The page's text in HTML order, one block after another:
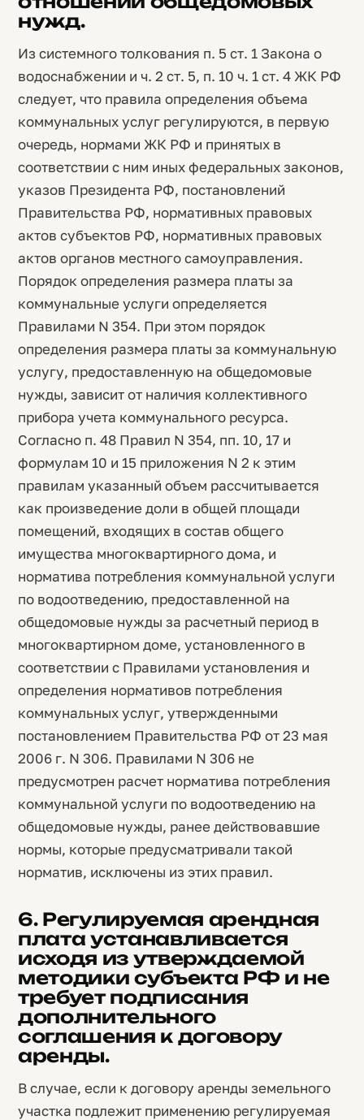
нужд.
Из системного толкования п. 5 ст. 1 Закона о
водоснабжении и ч. 2 ст. 5, п. 10 ч. 1 ст. 4 ЖК РФ
следует, что правила определения объема
коммунальных услуг регулируются, в первую
очередь, нормами ЖК РФ и принятых в
соответствии с ним иных федеральных законов,
указов Президента РФ, постановлений
Правительства РФ, нормативных правовых
актов субъектов РФ, нормативных правовых
актов органов местного самоуправления.
Порядок определения размера платы за
коммунальные услуги определяется
Правилами N 354. При этом порядок
определения размера платы за коммунальную
услугу, предоставленную на общедомовые
нужды, зависит от наличия коллективного
прибора учета коммунального ресурса.
Согласно п. 48 Правил N 354, пп. 10, 17 и
формулам 10 и 15 приложения N 2 к этим
правилам указанный объем рассчитывается
как произведение доли в общей площади
помещений, входящих в состав общего
имущества многоквартирного дома, и
норматива потребления коммунальной услуги
по водоотведению, предоставленной на
общедомовые нужды за расчетный период в
многоквартирном доме, установленного в
соответствии с Правилами установления и
определения нормативов потребления
коммунальных услуг, утвержденными
постановлением Правительства РФ от 23 мая
2006 г. N 306. Правилами N 306 не
предусмотрен расчет норматива потребления
коммунальной услуги по водоотведению на
общедомовые нужды, ранее действовавшие
нормы, которые предусматривали такой
норматив, исключены из этих правил.
6. Регулируемая арендная
плата устанавливается
исходя из утверждаемой
методики субъекта РФ и не
требует подписания
дополнительного
соглашения к договору
аренды.
В случае, если к договору аренды земельного
участка подлежит применению регулируемая